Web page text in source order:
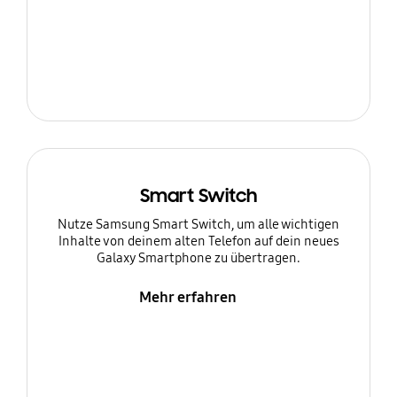
Smart Switch
Nutze Samsung Smart Switch, um alle wichtigen
Inhalte von deinem alten Telefon auf dein neues
Galaxy Smartphone zu übertragen.
Mehr erfahren